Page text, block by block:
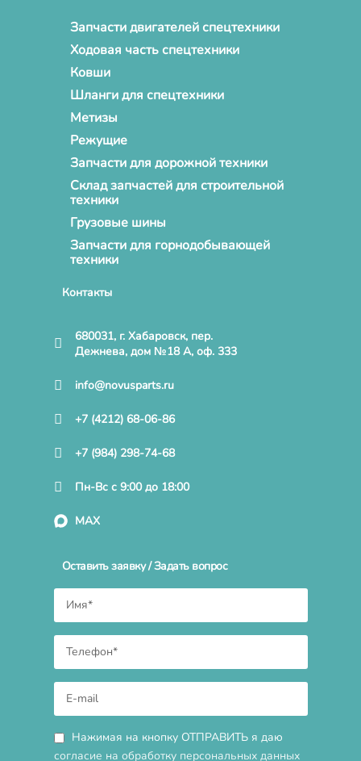
Запчасти двигателей спецтехники
Ходовая часть спецтехники
Ковши
Шланги для спецтехники
Метизы
Режущие
Запчасти для дорожной техники
Склад запчастей для строительной
техники
Грузовые шины
Запчасти для горнодобывающей
техники
Контакты
680031, г. Хабаровск, пер.
Дежнева, дом №18 А, оф. 333
info@novusparts.ru
+7 (4212) 68-06-86
+7 (984) 298-74-68
Пн-Вс с 9:00 до 18:00
MAX
Оставить заявку / Задать вопрос
Нажимая на кнопку ОТПРАВИТЬ я даю
согласие на обработку персональных данных